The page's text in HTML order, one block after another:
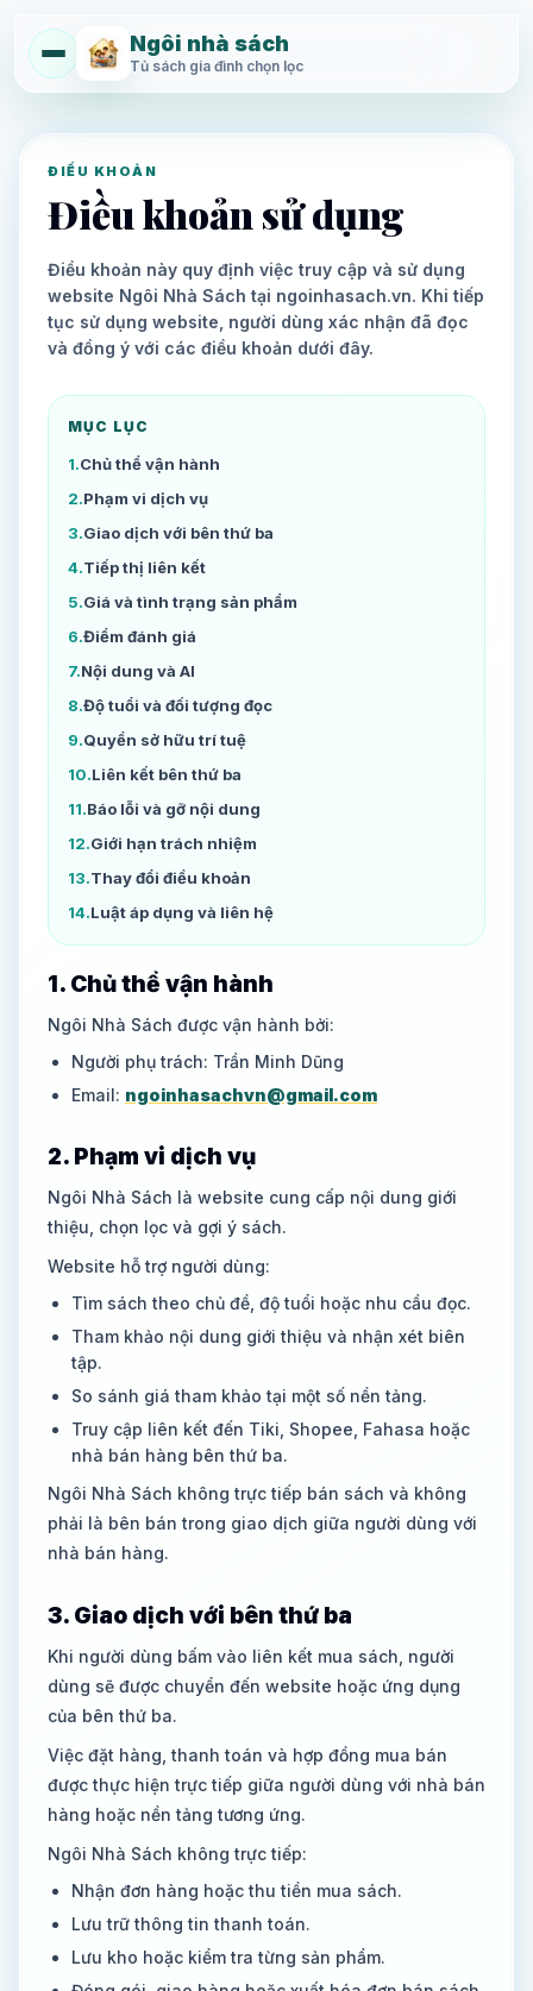
Ngôi nhà sách
Tủ sách gia đình chọn lọc
ĐIỀU KHOẢN
Điều khoản sử dụng
Điều khoản này quy định việc truy cập và sử dụng
website Ngôi Nhà Sách tại ngoinhasach.vn. Khi tiếp
tục sử dụng website, người dùng xác nhận đã đọc
và đồng ý với các điều khoản dưới đây.
MỤC LỤC
1.Chủ thể vận hành
2.Phạm vi dịch vụ
3.Giao dịch với bên thứ ba
4.Tiếp thị liên kết
5.Giá và tình trạng sản phẩm
6.Điểm đánh giá
7.Nội dung và AI
8.Độ tuổi và đối tượng đọc
9.Quyền sở hữu trí tuệ
10.Liên kết bên thứ ba
11.Báo lỗi và gỡ nội dung
12.Giới hạn trách nhiệm
13.Thay đổi điều khoản
14.Luật áp dụng và liên hệ
1. Chủ thể vận hành
Ngôi Nhà Sách được vận hành bởi:
Người phụ trách: Trần Minh Dũng
Email: ngoinhasachvn@gmail.com
2. Phạm vi dịch vụ
Ngôi Nhà Sách là website cung cấp nội dung giới
thiệu, chọn lọc và gợi ý sách.
Website hỗ trợ người dùng:
Tìm sách theo chủ đề, độ tuổi hoặc nhu cầu đọc.
Tham khảo nội dung giới thiệu và nhận xét biên
tập.
So sánh giá tham khảo tại một số nền tảng.
Truy cập liên kết đến Tiki, Shopee, Fahasa hoặc
nhà bán hàng bên thứ ba.
Ngôi Nhà Sách không trực tiếp bán sách và không
phải là bên bán trong giao dịch giữa người dùng với
nhà bán hàng.
3. Giao dịch với bên thứ ba
Khi người dùng bấm vào liên kết mua sách, người
dùng sẽ được chuyển đến website hoặc ứng dụng
của bên thứ ba.
Việc đặt hàng, thanh toán và hợp đồng mua bán
được thực hiện trực tiếp giữa người dùng với nhà bán
hàng hoặc nền tảng tương ứng.
Ngôi Nhà Sách không trực tiếp:
Nhận đơn hàng hoặc thu tiền mua sách.
Lưu trữ thông tin thanh toán.
Lưu kho hoặc kiểm tra từng sản phẩm.